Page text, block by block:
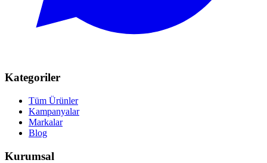
Kategoriler
Tüm Ürünler
Kampanyalar
Markalar
Blog
Kurumsal